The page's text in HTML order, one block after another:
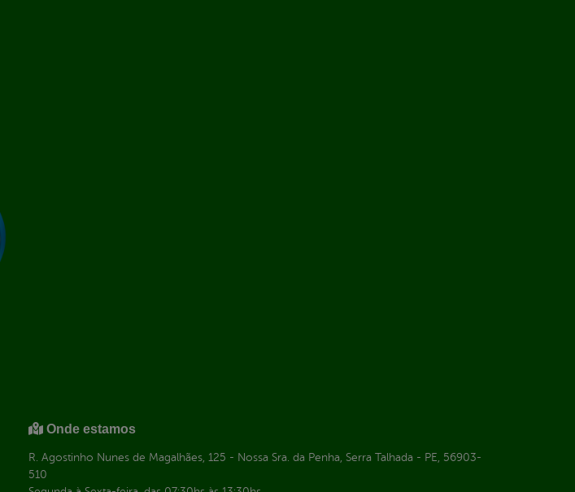
Onde estamos
R. Agostinho Nunes de Magalhães, 125 - Nossa Sra. da Penha, Serra Talhada - PE, 56903-
510